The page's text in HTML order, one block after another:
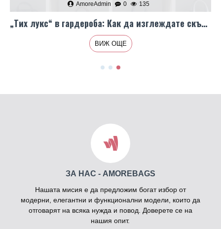
AmoreAdmin 0 135
„Тих лукс“ в гардероба: Как да изглеждате скъпо с аксесоари без лога
ВИЖ ОЩЕ
ЗА НАС - AMOREBAGS
Нашата мисия е да предложим богат избор от
модерни, елегантни и функционални модели, които да
отговарят на всяка нужда и повод. Доверете се на
нашия опит.